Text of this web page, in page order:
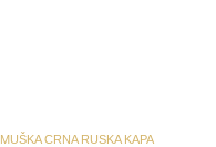
MUŠKA CRNA RUSKA KAPA